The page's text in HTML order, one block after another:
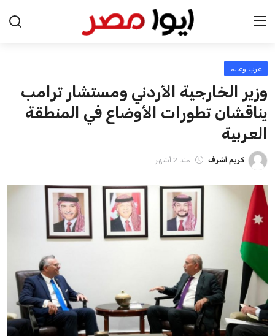
الرئيسية
اخبار مصر
عرب وعالم
اقتصاد
اخبار الرياضة
منوعات
فن وثقافة
علوم وتكنولوجيا
المرأة والجمال
عرب وعالم
وزير الخارجية الأردني ومستشار ترامب
يناقشان تطورات الأوضاع في المنطقة
العربية
كريم أشرف منذ 2 أشهر